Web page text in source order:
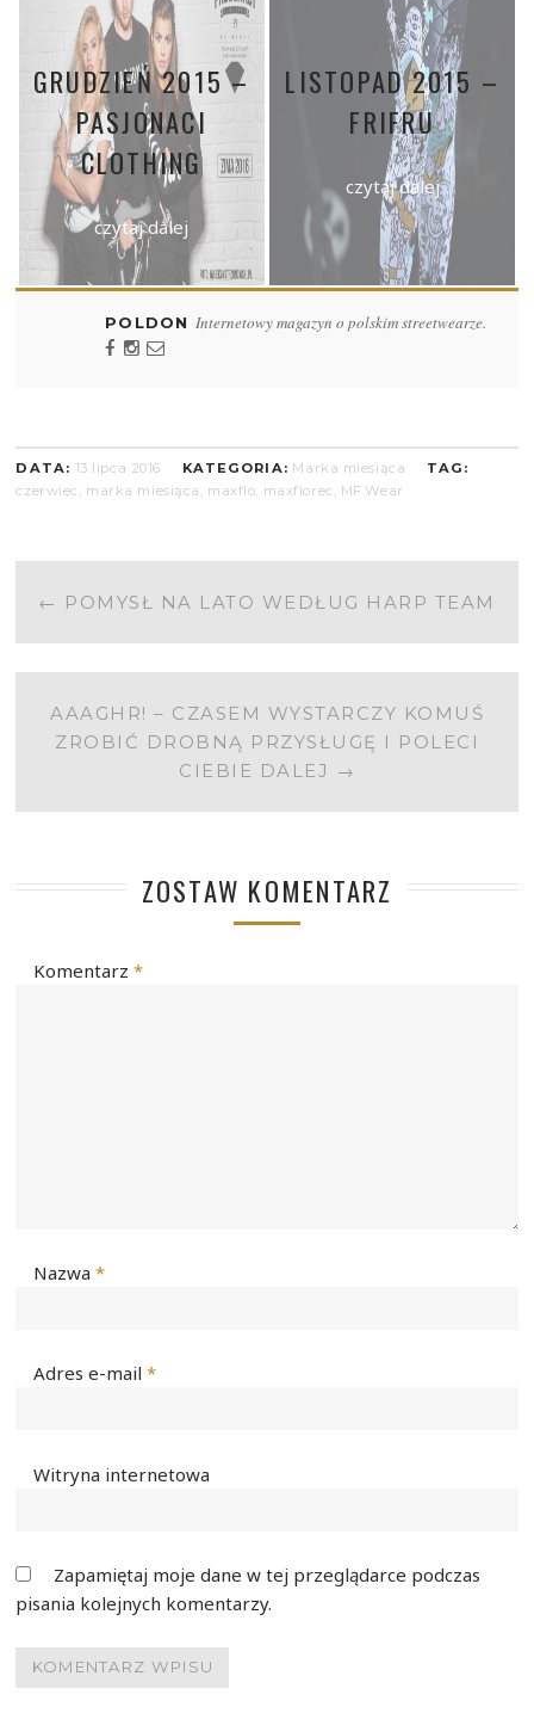
GRUDZIEŃ 2015 –
PASJONACI
CLOTHING
czytaj dalej
LISTOPAD 2015 –
FRIFRU
czytaj dalej
POLDON Internetowy magazyn o polskim streetwearze.
DATA: 13 lipca 2016 KATEGORIA: Marka miesiąca
TAG:
czerwiec , marka miesiąca , maxflo, maxflorec , MF.Wear
POST
NAVIGATION
← POMYSŁ NA LATO WEDŁUG HARP TEAM
AAAGHR! – CZASEM WYSTARCZY KOMUŚ
ZROBIĆ DROBNĄ PRZYSŁUGĘ I POLECI
CIEBIE DALEJ →
ZOSTAW KOMENTARZ
Komentarz*
Nazwa*
Adres e-mail*
Witryna internetowa
Zapamiętaj moje dane w tej przeglądarce podczas
pisania kolejnych komentarzy.